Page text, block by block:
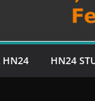
HN24 HN24